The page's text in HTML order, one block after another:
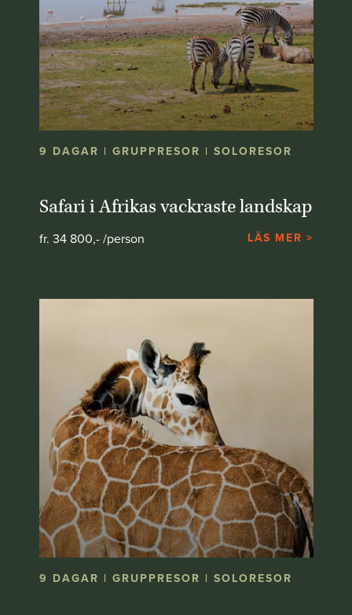
9 DAGAR | GRUPPRESOR | SOLORESOR
Safari i Afrikas vackraste landskap
fr. 34 800,- /person LÄS MER >
9 DAGAR | GRUPPRESOR | SOLORESOR